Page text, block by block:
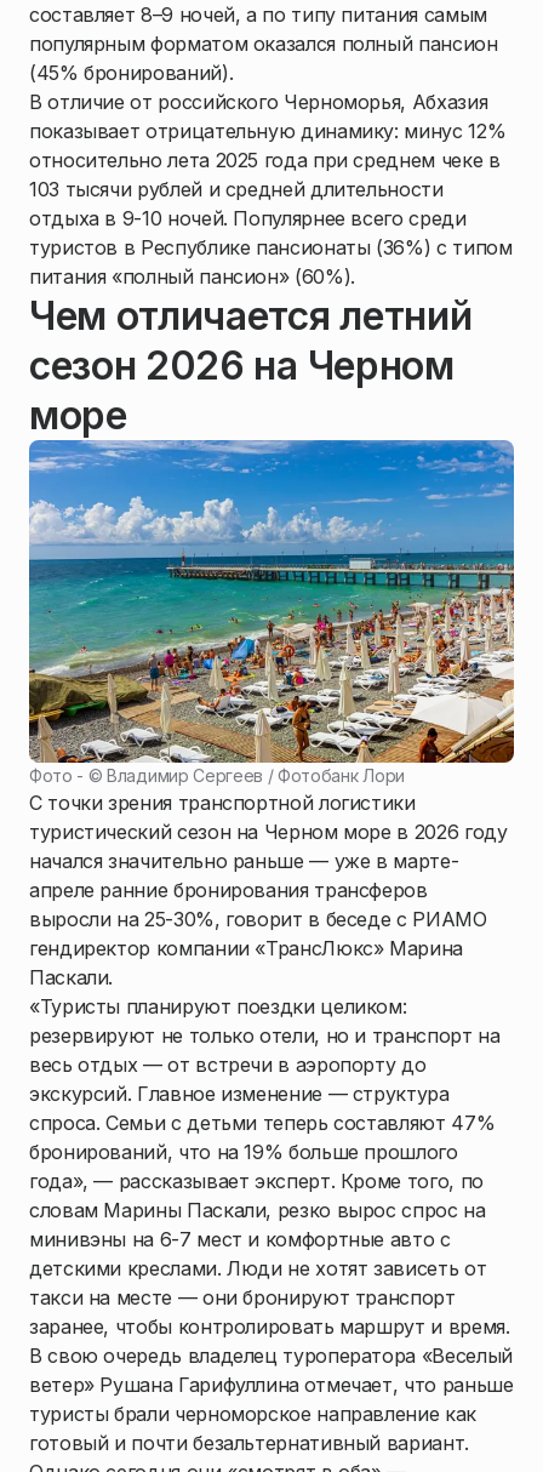
составляет 8–9 ночей, а по типу питания самым
популярным форматом оказался полный пансион
(45% бронирований).
В отличие от российского Черноморья, Абхазия
показывает отрицательную динамику: минус 12%
относительно лета 2025 года при среднем чеке в
103 тысячи рублей и средней длительности
отдыха в 9-10 ночей. Популярнее всего среди
туристов в Республике пансионаты (36%) с типом
питания «полный пансион» (60%).
Чем отличается летний
сезон 2026 на Черном
море
Фото - ©Владимир Сергеев / Фотобанк Лори
С точки зрения транспортной логистики
туристический сезон на Черном море в 2026 году
начался значительно раньше — уже в марте-
апреле ранние бронирования трансферов
выросли на 25-30%, говорит в беседе с РИАМО
гендиректор компании «ТрансЛюкс» Марина
Паскали.
«Туристы планируют поездки целиком:
резервируют не только отели, но и транспорт на
весь отдых — от встречи в аэропорту до
экскурсий. Главное изменение — структура
спроса. Семьи с детьми теперь составляют 47%
бронирований, что на 19% больше прошлого
года», — рассказывает эксперт. Кроме того, по
словам Марины Паскали, резко вырос спрос на
минивэны на 6-7 мест и комфортные авто с
детскими креслами. Люди не хотят зависеть от
такси на месте — они бронируют транспорт
заранее, чтобы контролировать маршрут и время.
В свою очередь владелец туроператора «Веселый
ветер» Рушана Гарифуллина отмечает, что раньше
туристы брали черноморское направление как
готовый и почти безальтернативный вариант.